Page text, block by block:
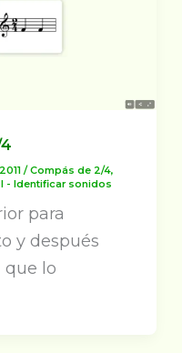
/Compás de 2/4,
I - Identificar sonidos
para
y después
que lo